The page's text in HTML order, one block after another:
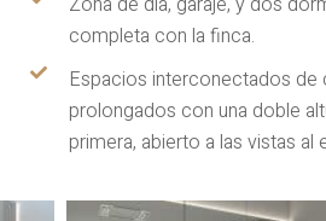
completa con la finca.
Espacios interconectados de
prolongados con una doble
primera, abierto a las vistas al